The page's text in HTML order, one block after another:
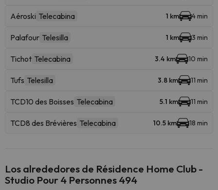
Aéroski Telecabina 1 km 4 min
Palafour Telesilla 1 km 3 min
Tichot Telecabina 3.4 km 10 min
Tufs Telesilla 3.8 km 11 min
TCD10 des Boisses Telecabina 5.1 km 11 min
TCD8 des Brévières Telecabina 10.5 km 18 min
Los alrededores de Résidence Home Club -
Studio Pour 4 Personnes 494